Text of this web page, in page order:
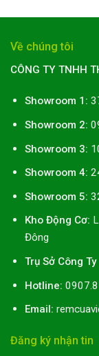
Về chúng tôi
CÔNG TY TNHH
Showroom 1:
Showroom 2:
Showroom 3:
Showroom 4:
Showroom 5:
Kho Động Cơ:
Đông
Trụ Sở Công Ty
Hotline:
Email:
Đăng ký nhận tin